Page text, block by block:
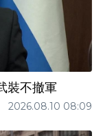
裝不撤軍
2026.08.10 08:09